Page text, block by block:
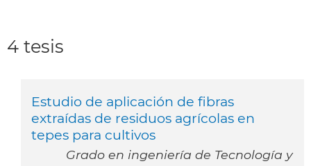
4 tesis
Estudio de aplicación de fibras
extraídas de residuos agrícolas en
tepes para cultivos
Grado en ingeniería de Tecnología y